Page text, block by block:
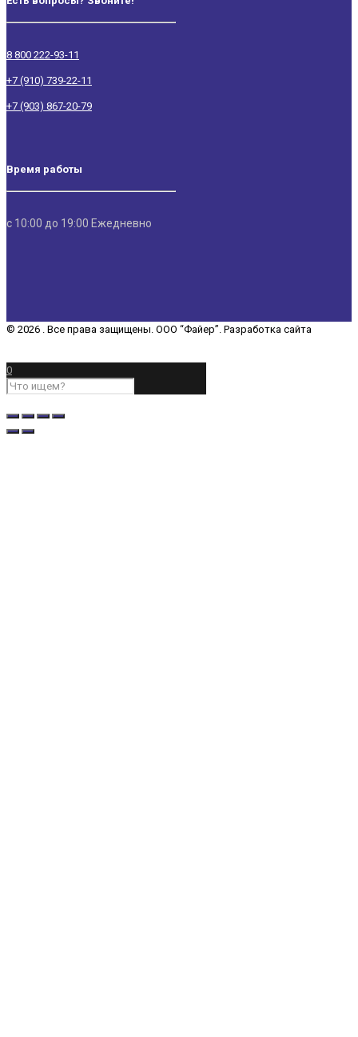
8 800 222-93-11
+7 (910) 739-22-11
+7 (903) 867-20-79
Время работы
с 10:00 до 19:00 Ежедневно
© 2026 . Все права защищены. ООО “Файер”. Разработка сайта
0